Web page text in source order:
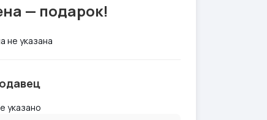
— подарок!
не указана
указано